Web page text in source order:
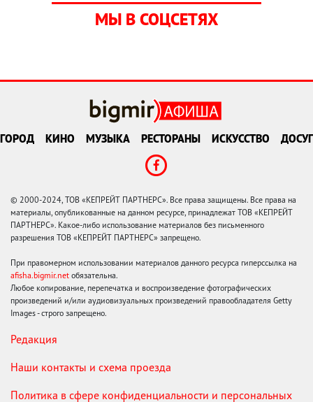
МЫ В СОЦСЕТЯХ
ГОРОД КИНО МУЗЫКА РЕСТОРАНЫ ИСКУССТВО ДОСУГ
© 2000-2024, ТОВ «КЕПРЕЙТ ПАРТНЕРС». Все права защищены. Все права на
материалы, опубликованные на данном ресурсе, принадлежат ТОВ «КЕПРЕЙТ
ПАРТНЕРС». Какое-либо использование материалов без письменного
разрешения ТОВ «КЕПРЕЙТ ПАРТНЕРС» запрещено.
При правомерном использовании материалов данного ресурса гиперссылка на
afisha.bigmir.net обязательна.
Любое копирование, перепечатка и воспроизведение фотографических
произведений и/или аудиовизуальных произведений правообладателя Getty
Images - строго запрещено.
Редакция
Наши контакты и схема проезда
Политика в сфере конфиденциальности и персональных